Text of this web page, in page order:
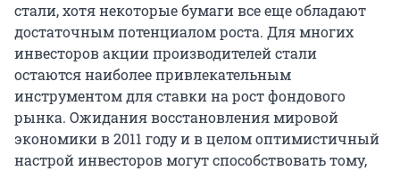
стали, хотя некоторые бумаги все еще обладают
достаточным потенциалом роста. Для многих
инвесторов акции производителей стали
остаются наиболее привлекательным
инструментом для ставки на рост фондового
рынка. Ожидания восстановления мировой
экономики в 2011 году и в целом оптимистичный
настрой инвесторов могут способствовать тому,